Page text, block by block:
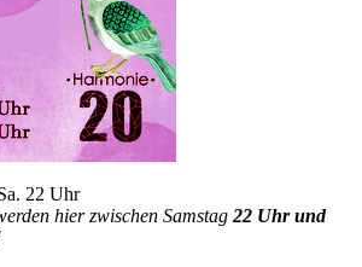
22 Uhr
hier zwischen Samstag 22 Uhr und